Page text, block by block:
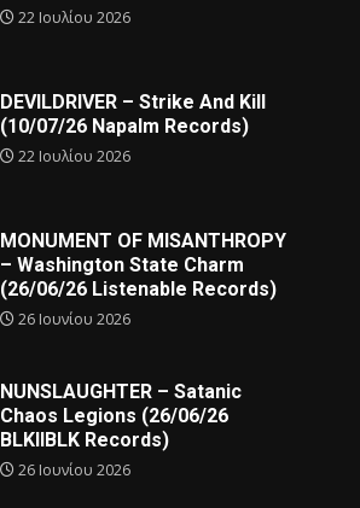
22 Ιουλίου 2026
DEVILDRIVER – Strike And Kill
(10/07/26 Napalm Records)
22 Ιουλίου 2026
MONUMENT OF MISANTHROPY
– Washington State Charm
(26/06/26 Listenable Records)
26 Ιουνίου 2026
NUNSLAUGHTER – Satanic
Chaos Legions (26/06/26
BLKIIBLK Records)
26 Ιουνίου 2026